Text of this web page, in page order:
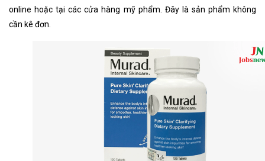
online hoặc tại các cửa hàng mỹ phẩm. Đây là sản phẩm không
cần kê đơn.